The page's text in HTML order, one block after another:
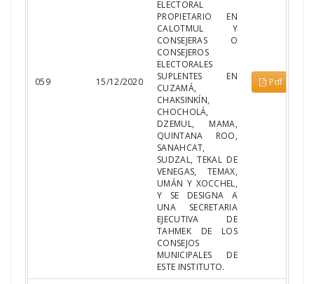
059 15/12/2020
ELECTORAL
PROPIETARIO EN
CALOTMUL Y
CONSEJERAS O
CONSEJEROS
ELECTORALES
SUPLENTES EN
CUZAMÁ,
CHAKSINKÍN,
CHOCHOLÁ,
DZEMUL, MAMA,
QUINTANA ROO,
SANAHCAT,
SUDZAL, TEKAL DE
VENEGAS, TEMAX,
UMÁN Y XOCCHEL,
Y SE DESIGNA A
UNA SECRETARIA
EJECUTIVA DE
TAHMEK DE LOS
CONSEJOS
MUNICIPALES DE
ESTE INSTITUTO.
Pdf